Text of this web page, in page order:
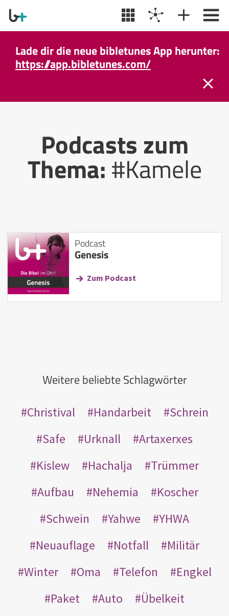
Lade dir die neue bibletunes App herunter:
https://app.bibletunes.com/
Podcasts zum
Thema:#Kamele
Podcast
Genesis
Zum Podcast
Weitere beliebte Schlagwörter
Christival Handarbeit
Schrein
Safe
Urknall
Artaxerxes
Kislew
Hachalja
Trümmer
Aufbau
Nehemia
Koscher
Schwein
Yahwe
YHWA
Neuauflage
Notfall
Militär
Winter
Oma Telefon
Engkel
Paket
Auto
Übelkeit